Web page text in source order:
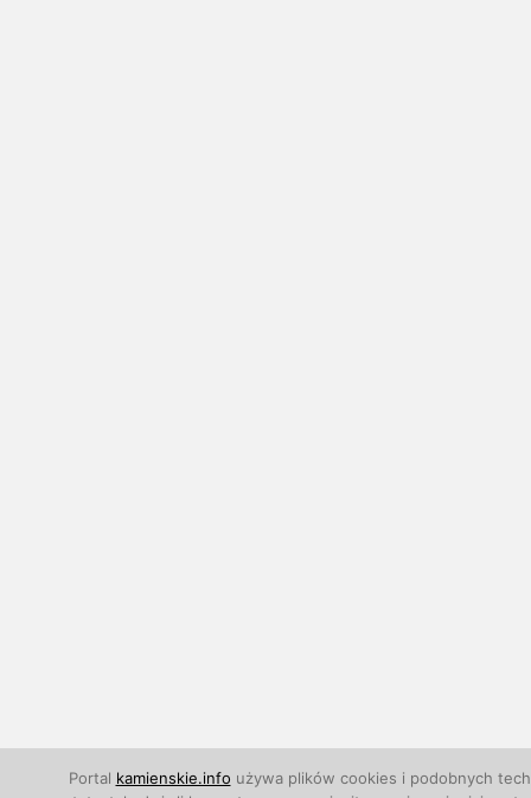
Portal kamienskie.info używa plików cookies i podobnych